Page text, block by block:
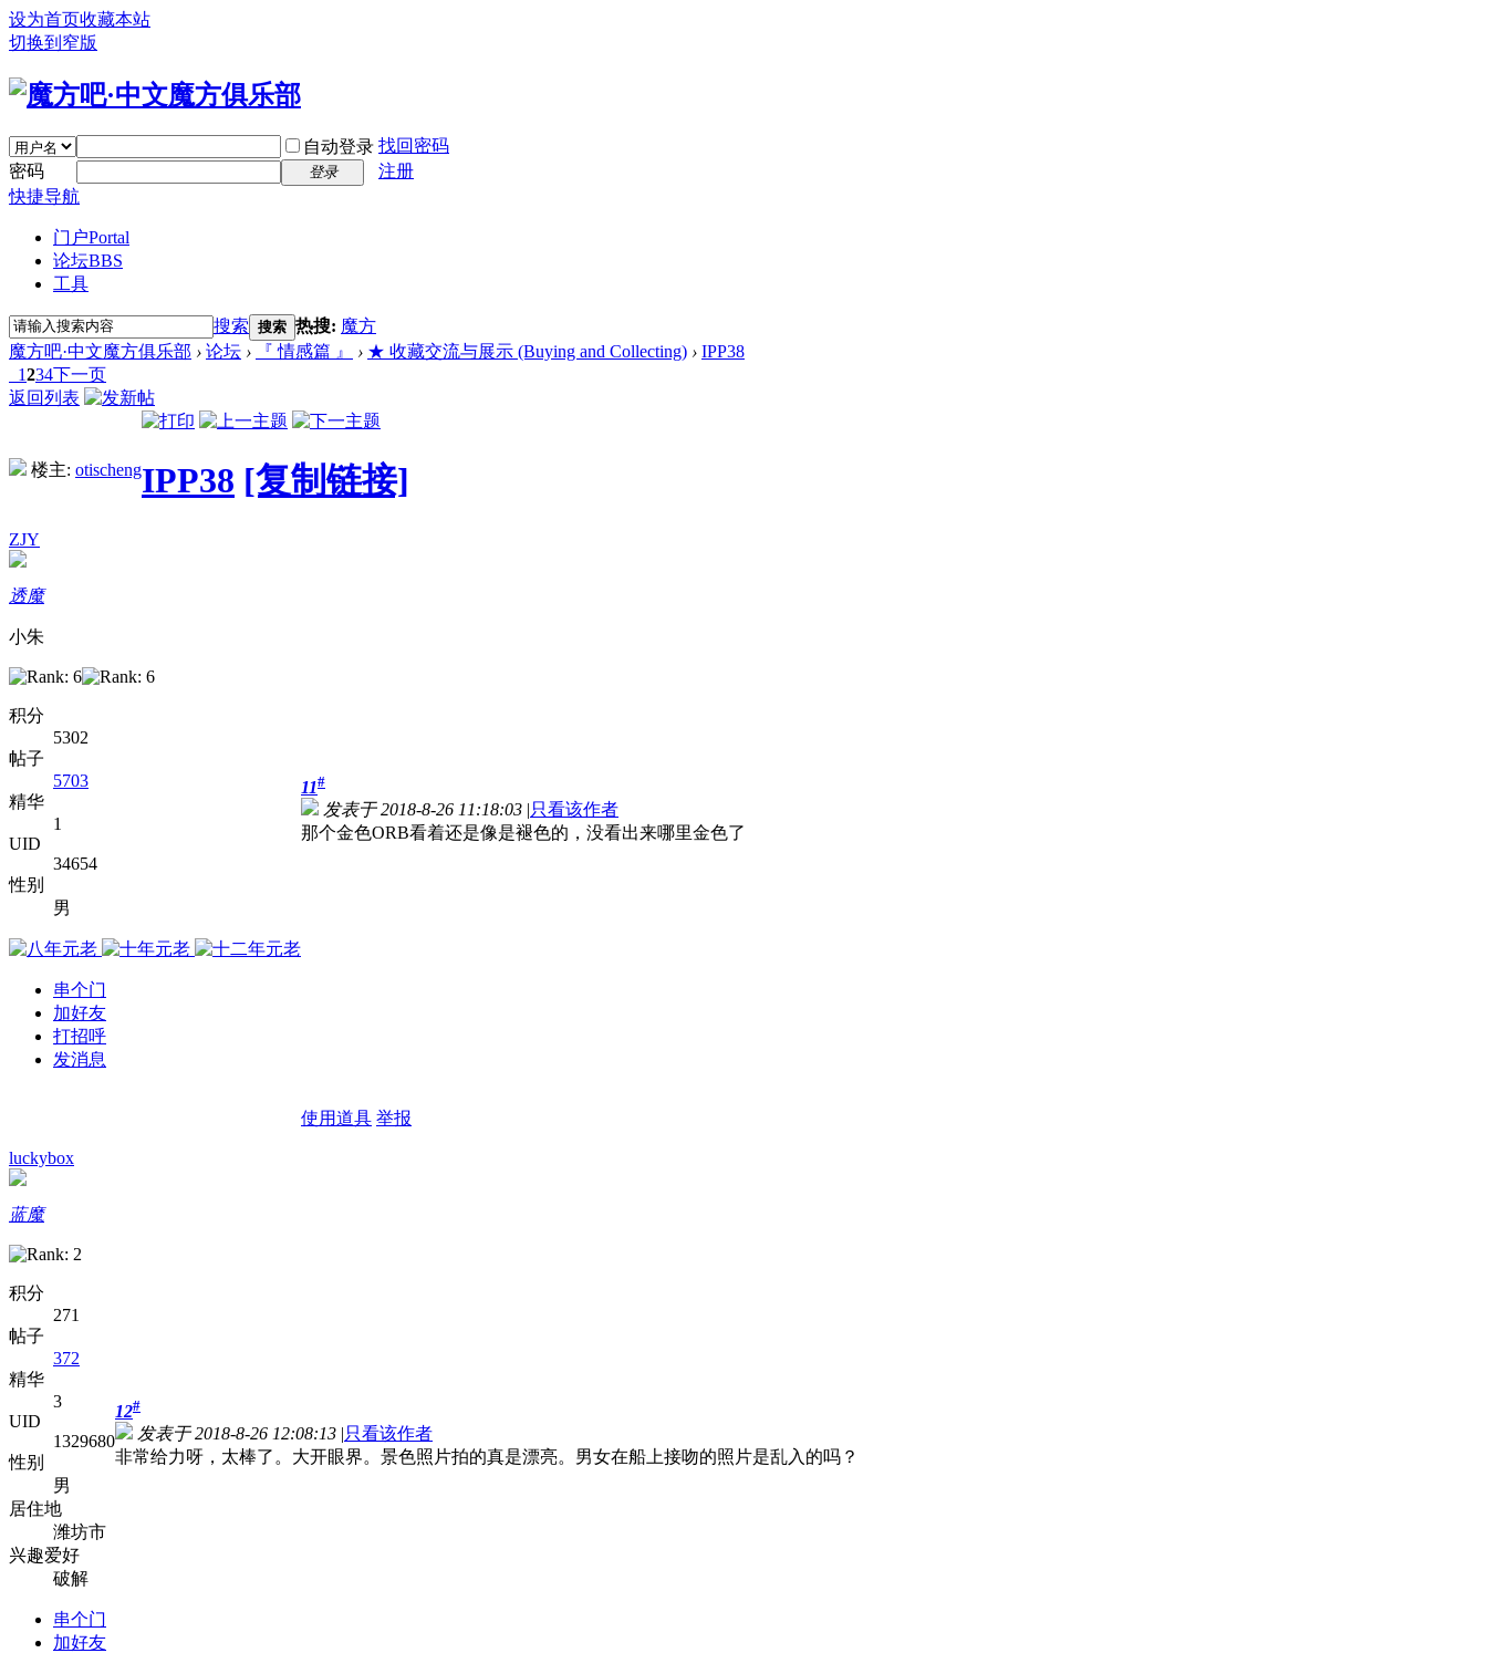
设为首页收藏本站
切换到窄版
自动登录 找回密码
密码
登录
注册
快捷导航
门户Portal
论坛BBS
工具
搜索 搜索 热搜: 魔方
魔方吧·中文魔方俱乐部 › 论坛 › 『 情感篇 』 › ★ 收藏交流与展示 (Buying and Collecting) › IPP38
1234下一页
返回列表
楼主: otischengIPP38 [复制链接]
ZJY
透魔
小朱
积分
5302
帖子
5703
精华
1
UID
34654
性别
男
串个门
加好友
打招呼
发消息
11#
发表于 2018-8-26 11:18:03 |只看该作者
那个金色ORB看着还是像是褪色的，没看出来哪里金色了
使用道具 举报
luckybox
蓝魔
积分
271
帖子
372
精华
3
UID
1329680
性别
男
居住地
潍坊市
兴趣爱好
破解
串个门
加好友
12#
发表于 2018-8-26 12:08:13 |只看该作者
非常给力呀，太棒了。大开眼界。景色照片拍的真是漂亮。男女在船上接吻的照片是乱入的吗？